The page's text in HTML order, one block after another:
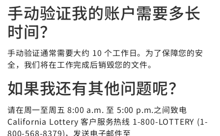
手动验证我的账户需要多长
时间？
手动验证通常需要大约 10 个工作日。为了保障您的安
全，我们将在工作完成后销毁您的文件。
如果我还有其他问题呢？
请在周一至周五 8:00 a.m. 至 5:00 p.m.之间致电
California Lottery 客户服务热线 1-800-LOTTERY (1-
800-568-8379)，发送电子邮件至